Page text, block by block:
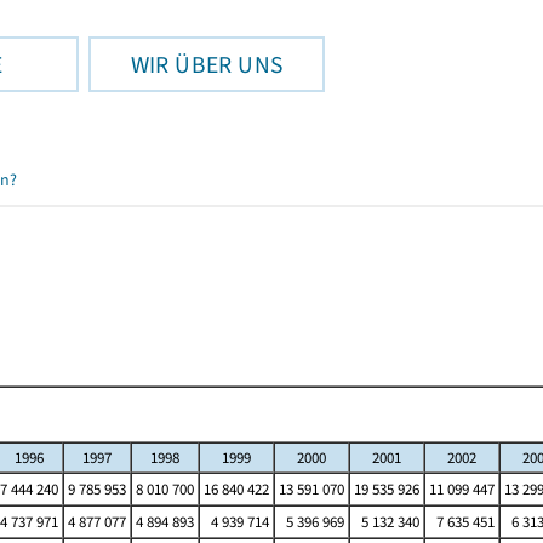
WIR ÜBER UNS
1996 1997 1998 1999 2000 2001 2002
7 444 240 9 785 953 8 010 700 16 840 422 13 591 070 19 535 926 11 099 447 13
4 737 971 4 877 077 4 894 893 4 939 714 5 396 969 5 132 340 7 635 451
6